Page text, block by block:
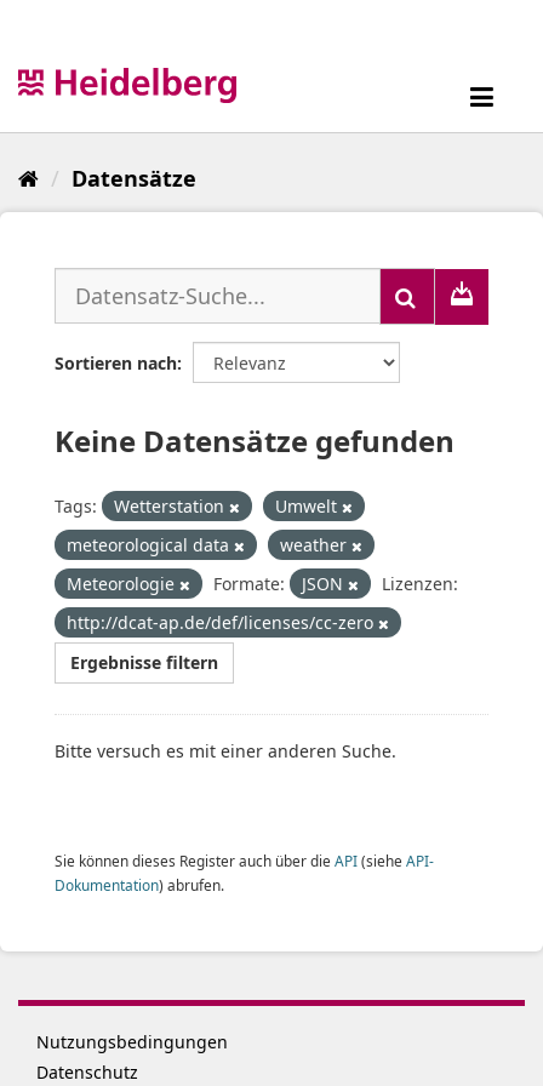
Datensätze
Sortieren nach
Keine Datensätze gefunden
Tags: Wetterstation
Umwelt
meteorological data
weather
Meteorologie
Formate: JSON
Lizenzen:
http://dcat-ap.de/def/licenses/cc-zero
Ergebnisse filtern
Bitte versuch es mit einer anderen Suche.
Sie können dieses Register auch über die API(siehe API-
Dokumentation) abrufen.
Nutzungsbedingungen
Datenschutz